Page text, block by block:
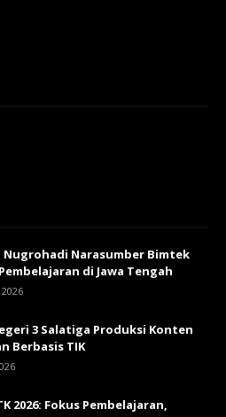
Nugrohadi Narasumber Bimtek
di Jawa Tengah
3 Salatiga Produksi Konten
Berbasis TIK
2026: Fokus Pembelajaran,